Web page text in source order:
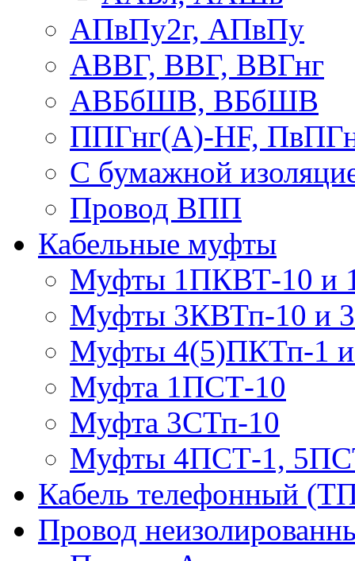
АПвПу2г, АПвПу
АВВГ, ВВГ, ВВГнг
АВБбШВ, ВБбШВ
ППГнг(А)-HF,
С бумажной
Провод ВПП
Кабельные муфты
Муфты 1ПКВТ-10 и
Муфты 3КВТп-10 и
Муфты 4(5)ПКТп-1
Муфта 1ПСТ-10
Муфта 3СТп-10
Муфты 4ПСТ-1,
Кабель телефонный
Провод